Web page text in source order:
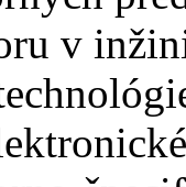
v